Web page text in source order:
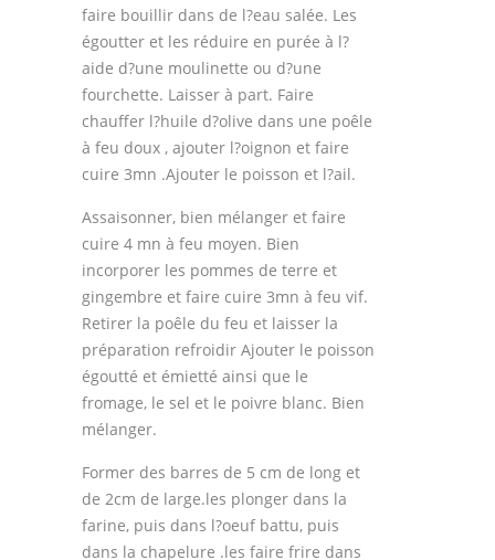
faire bouillir dans de l?eau salée. Les
égoutter et les réduire en purée à l?
aide d?une moulinette ou d?une
fourchette. Laisser à part. Faire
chauffer l?huile d?olive dans une poêle
à feu doux , ajouter l?oignon et faire
cuire 3mn .Ajouter le poisson et l?ail.
Assaisonner, bien mélanger et faire
cuire 4 mn à feu moyen. Bien
incorporer les pommes de terre et
gingembre et faire cuire 3mn à feu vif.
Retirer la poêle du feu et laisser la
préparation refroidir Ajouter le poisson
égoutté et émietté ainsi que le
fromage, le sel et le poivre blanc. Bien
mélanger.
Former des barres de 5 cm de long et
de 2cm de large.les plonger dans la
farine, puis dans l?oeuf battu, puis
dans la chapelure .les faire frire dans